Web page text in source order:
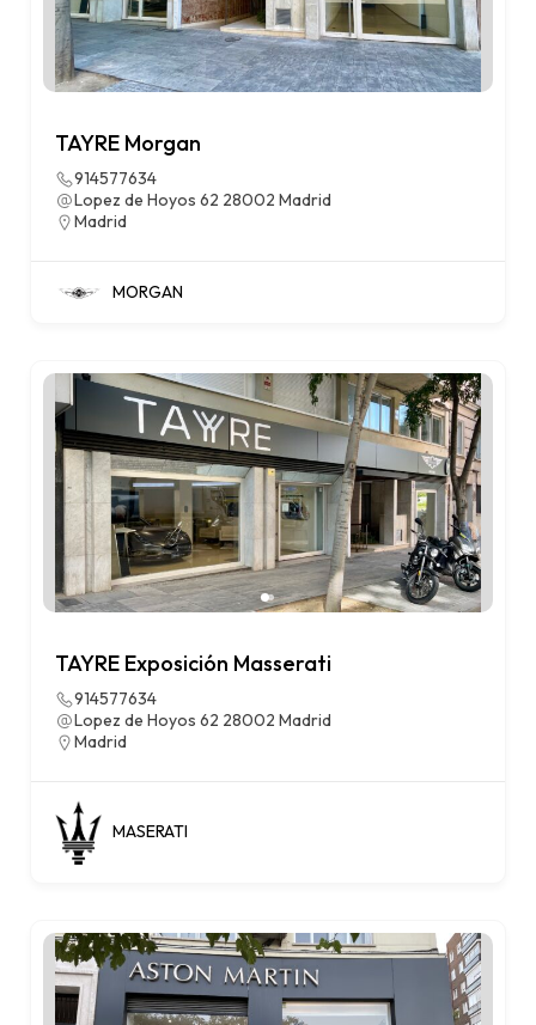
TAYRE Morgan
914577634
Lopez de Hoyos 62 28002 Madrid
Madrid
MORGAN
TAYRE Exposición Masserati
914577634
Lopez de Hoyos 62 28002 Madrid
Madrid
MASERATI